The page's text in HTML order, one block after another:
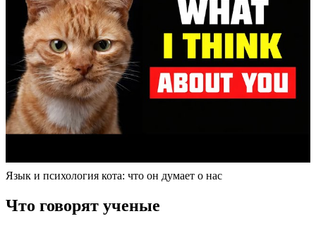
Язык и психология кота: что он думает о нас
Что говорят ученые